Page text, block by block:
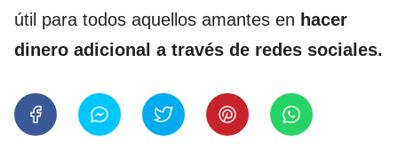
útil para todos aquellos amantes en hacer
dinero adicional a través de redes sociales.